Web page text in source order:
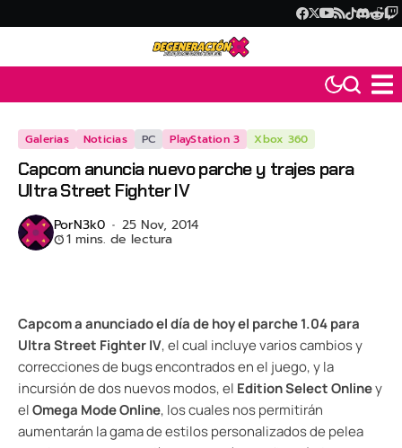
Galerias Noticias PC PlayStation 3 Xbox 360
Capcom anuncia nuevo parche y trajes para
Ultra Street Fighter IV
PorN3k0 25 Nov, 2014
1 mins. de lectura
Capcom a anunciado el día de hoy el parche 1.04 para
Ultra Street Fighter IV, el cual incluye varios cambios y
correcciones de bugs encontrados en el juego, y la
incursión de dos nuevos modos, el Edition Select Onliney
elOmega Mode Online, los cuales nos permitirán
aumentarán la gama de estilos personalizados de pelea